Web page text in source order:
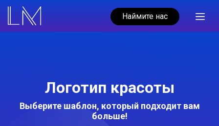
Наймите нас
Логотип красоты
Выберите шаблон, который подходит вам
больше!